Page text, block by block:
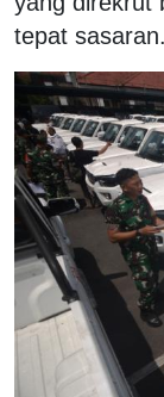
tepat sasaran.